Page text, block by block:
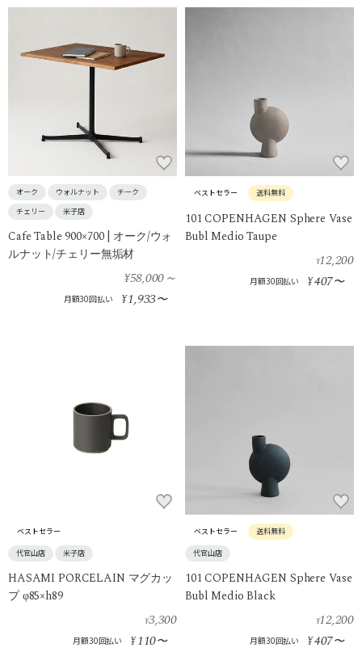
オーク ウォルナット
チーク
チェリー
米子店
Cafe Table 900×700 | オーク/ウォ
ルナット/チェリー無垢材
¥58,000～
月額30回払い ¥1,933〜
ベストセラー 送料無料
101 COPENHAGEN Sphere Vase
Bubl Medio Taupe
¥12,200
月額30回払い ¥407〜
ベストセラー
代官山店 米子店
HASAMI PORCELAIN マグカッ
プ φ85×h89
¥3,300
月額30回払い ¥110〜
ベストセラー 送料無料
代官山店
101 COPENHAGEN Sphere Vase
Bubl Medio Black
¥12,200
月額30回払い ¥407〜